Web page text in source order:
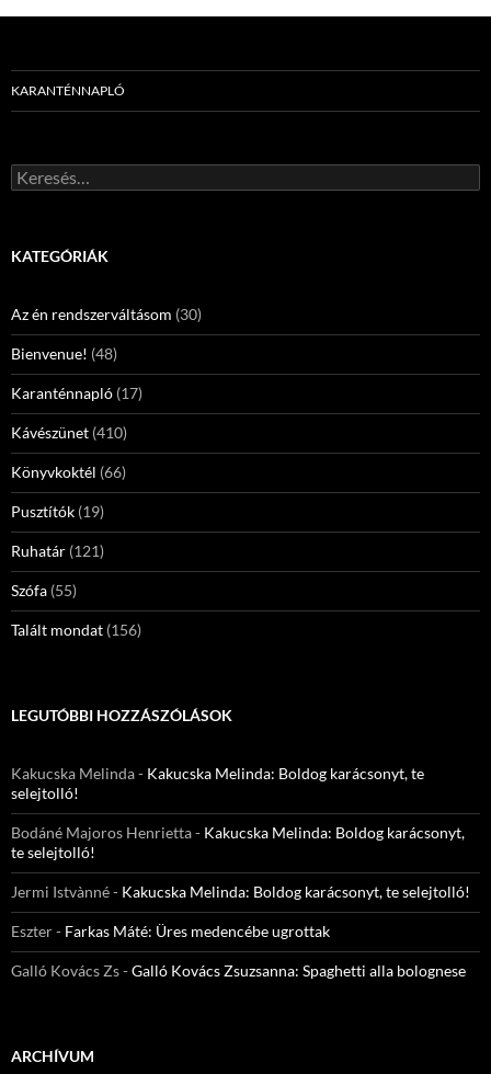
KARANTÉNNAPLÓ
Keresés:
KATEGÓRIÁK
Az én rendszerváltásom (30)
Bienvenue! (48)
Karanténnapló (17)
Kávészünet (410)
Könyvkoktél (66)
Pusztítók (19)
Ruhatár (121)
Szófa (55)
Talált mondat (156)
LEGUTÓBBI HOZZÁSZÓLÁSOK
Kakucska Melinda- Kakucska Melinda: Boldog karácsonyt, te
selejtolló!
Bodáné Majoros Henrietta- Kakucska Melinda: Boldog karácsonyt,
te selejtolló!
Jermi Istvànné- Kakucska Melinda: Boldog karácsonyt, te selejtolló!
Eszter- Farkas Máté: Üres medencébe ugrottak
Galló Kovács Zs-Galló Kovács Zsuzsanna: Spaghetti alla bolognese
ARCHÍVUM